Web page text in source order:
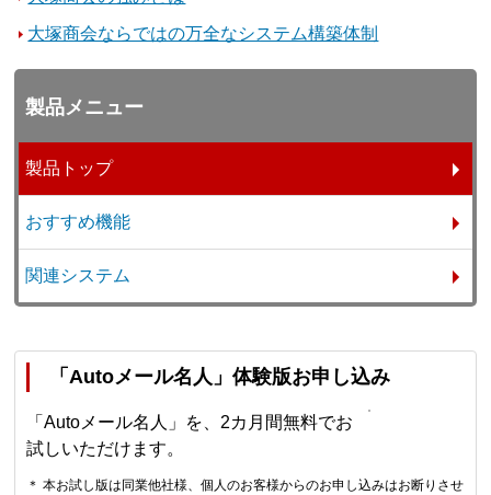
大塚商会ならではの万全なシステム構築体制
製品メニュー
製品トップ
おすすめ機能
関連システム
「Autoメール名人」体験版お申し込み
「Autoメール名人」を、2カ月間無料でお
試しいただけます。
＊ 本お試し版は同業他社様、個人のお客様からのお申し込みはお断りさせ